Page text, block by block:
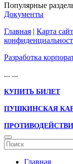
Популярные
Документы
Главная | Карта
Разработка
... ...
КУПИТЬ БИЛЕТ
ПУШКИНСКАЯ
Главная